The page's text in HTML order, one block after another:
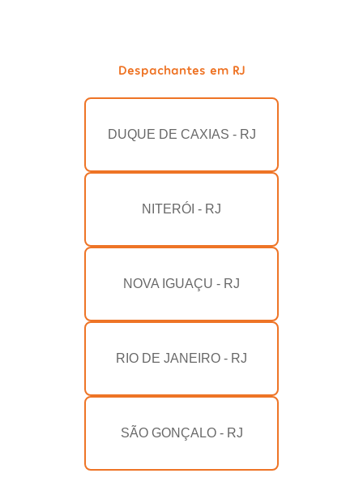
Despachantes em RJ
DUQUE DE CAXIAS - RJ
NITERÓI - RJ
NOVA IGUAÇU - RJ
RIO DE JANEIRO - RJ
SÃO GONÇALO - RJ